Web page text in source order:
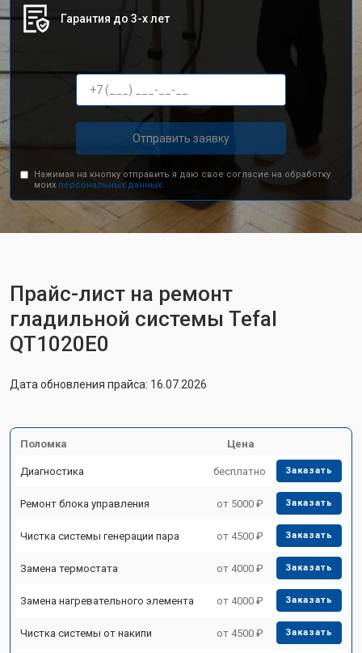
Гарантия до 3-х лет
Отправить заявку
Нажимая на кнопку отправить я даю свое согласие на обработку
моих персональных данных.
Прайс-лист на ремонт
гладильной системы Tefal
QT1020E0
Дата обновления прайса: 16.07.2026
Поломка Цена
Диагностика бесплатно Заказать
Ремонт блока управления от 5000 ₽ Заказать
Чистка системы генерации пара от 4500 ₽ Заказать
Замена термостата от 4000 ₽ Заказать
Замена нагревательного элемента от 4000 ₽ Заказать
Чистка системы от накипи от 4500 ₽ Заказать